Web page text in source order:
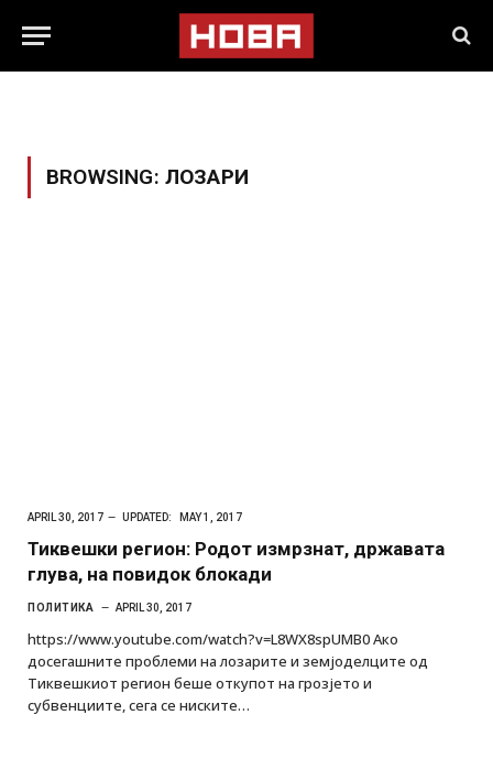
BROWSING: ЛОЗАРИ
APRIL 30, 2017 UPDATED: MAY 1, 2017
Тиквешки регион: Родот измрзнат, државата
глува, на повидок блокади
ПОЛИТИКА APRIL 30, 2017
https://www.youtube.com/watch?v=L8WX8spUMB0 Ако
досегашните проблеми на лозарите и земјоделците од
Тиквешкиот регион беше откупот на грозјето и
субвенциите, сега се ниските…